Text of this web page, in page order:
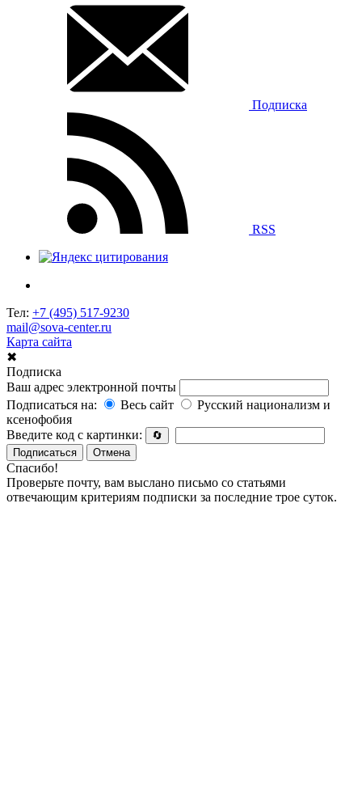
Подписка
RSS
Тел: +7 (495) 517-9230
mail@sova-center.ru
Карта сайта
✖
Подписка
Ваш адрес электронной почты
Подписаться на:
Весь сайт
Русский национализм и
ксенофобия
Введите код с картинки:
🔄
Подписаться
Отмена
Спасибо!
Проверьте почту, вам выслано письмо со статьями
отвечающим критериям подписки за последние трое суток.